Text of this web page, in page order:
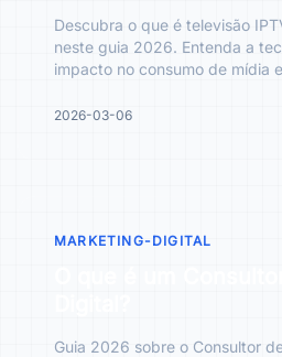
Descubra o que é televisão
neste guia 2026. Entenda a
impacto no consumo de mídia
2026-03-06
MARKETING-DIGITAL
Guia 2026 sobre o Consultor